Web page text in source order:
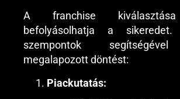
A franchise
befolyásolhatja a
szempontok
megalapozott döntést:
Piackutatás: